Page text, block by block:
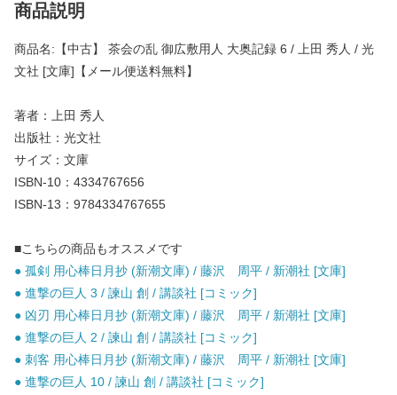
商品説明
商品名:【中古】 茶会の乱 御広敷用人 大奥記録 6 / 上田 秀人 / 光
文社 [文庫]【メール便送料無料】
著者：上田 秀人
出版社：光文社
サイズ：文庫
ISBN-10：4334767656
ISBN-13：9784334767655
■こちらの商品もオススメです
● 孤剣 用心棒日月抄 (新潮文庫) / 藤沢 周平 / 新潮社 [文庫]
● 進撃の巨人 3 / 諫山 創 / 講談社 [コミック]
● 凶刃 用心棒日月抄 (新潮文庫) / 藤沢 周平 / 新潮社 [文庫]
● 進撃の巨人 2 / 諫山 創 / 講談社 [コミック]
● 刺客 用心棒日月抄 (新潮文庫) / 藤沢 周平 / 新潮社 [文庫]
● 進撃の巨人 10 / 諫山 創 / 講談社 [コミック]